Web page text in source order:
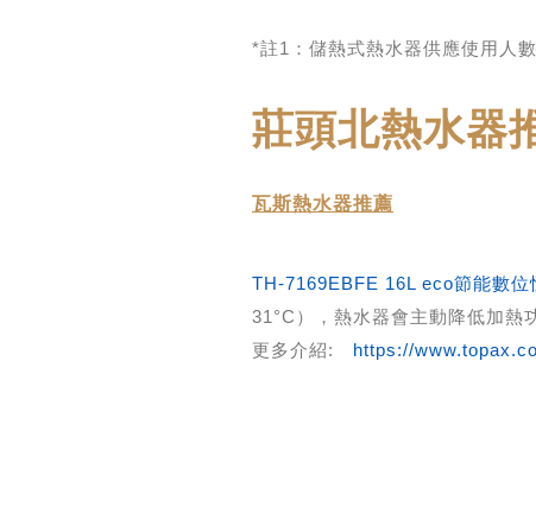
*註1：儲熱式熱水器供應使用人
莊頭北熱水器
瓦斯熱水器推薦
TH-7169EBFE 16L eco節能數位
31°C），熱水器會主動降低加熱
更多介紹: https://